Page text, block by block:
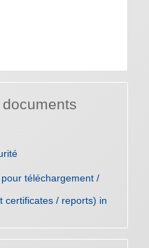
téléchargement /
/ reports) in